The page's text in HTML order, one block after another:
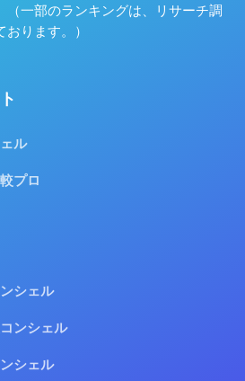
（一部のランキングは、リサーチ調
ります。）
ル
プロ
シェル
ンシェル
シェル